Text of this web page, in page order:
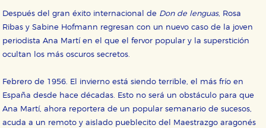
Después del gran éxito internacional de Don de lenguas, Rosa
Ribas y Sabine Hofmann regresan con un nuevo caso de la joven
periodista Ana Martí en el que el fervor popular y la superstición
ocultan los más oscuros secretos.
Febrero de 1956. El invierno está siendo terrible, el más frío en
España desde hace décadas. Esto no será un obstáculo para que
Ana Martí, ahora reportera de un popular semanario de sucesos,
acuda a un remoto y aislado pueblecito del Maestrazgo aragonés